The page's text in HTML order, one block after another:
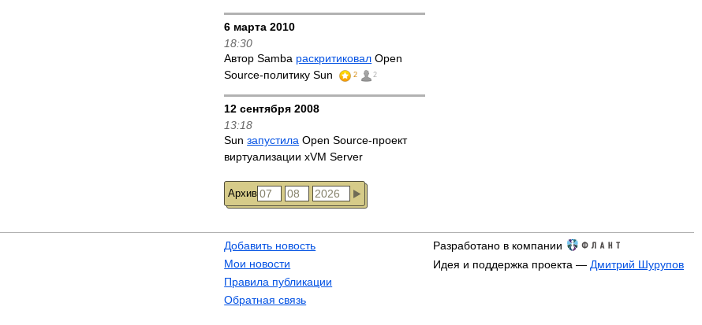
6 марта 2010
18:30
Автор Samba раскритиковал Open
Source-политику Sun
2 2
12 сентября 2008
13:18
Sunзапустила Open Source-проект
виртуализации xVM Server
Архив
Добавить новость
Мои новости
Правила публикации
Обратная связь
Разработано в компании
Идея и поддержка проекта — Дмитрий Шурупов